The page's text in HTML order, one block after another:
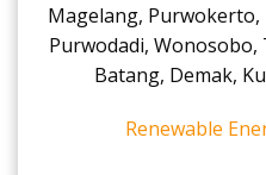
Magelang, Purwokerto,
Purwodadi,
Batang, Demak,
Renewable